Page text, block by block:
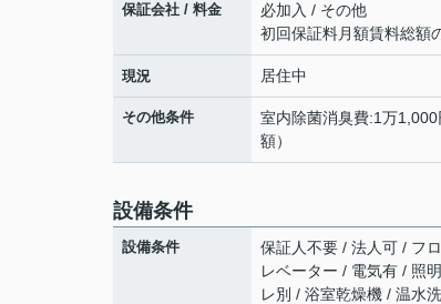
保証会社 / 料金
必加入 / その他
初回保証料月額賃料総額
現況 居住中
その他条件
室内除菌消臭費:1万
額）
設備条件
設備条件
保証人不要 / 法人可 / フ
レベーター / 電気有 / 照
レ別 / 浴室乾燥機 / 温水